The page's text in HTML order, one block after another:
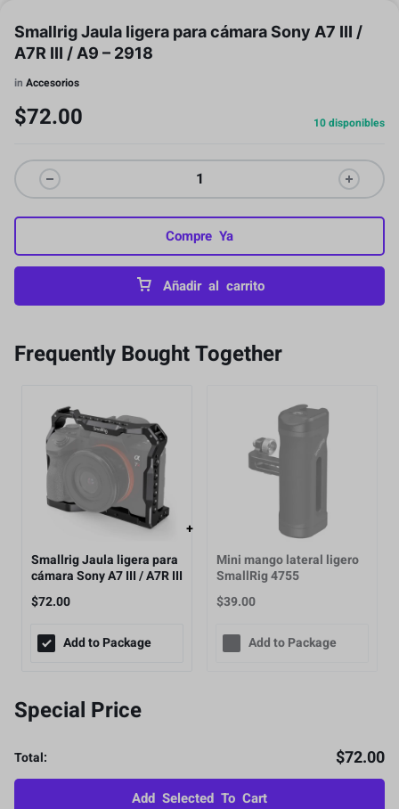
Smallrig Jaula ligera para cámara Sony A7 III /
A7R III / A9 – 2918
in Accesorios
$72.00 10 disponibles
Añadir al carrito
Compre Ya
Frequently Bought Together
Smallrig Jaula ligera para
cámara Sony A7 III / A7R III
/ A9 - 2918
$72.00
Add to Package
Mini mango lateral ligero
SmallRig 4755
$39.00
Add to Package
Special Price
Total: $72.00
Add Selected To Cart